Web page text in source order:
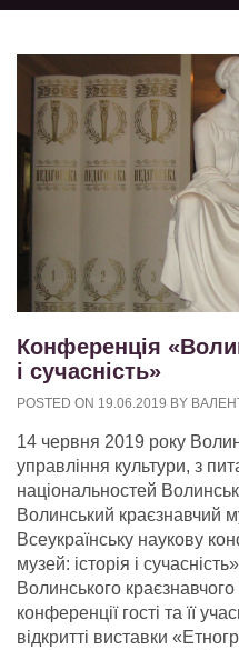
Конференція
і сучасність»
POSTED ON 19.06.2019 BY
14 червня 2019 року
управління культури, з
національностей
Волинський краєзнавчий
Всеукраїнську наукову
музей: історія і
Волинського
конференції гості та її
відкритті виставки